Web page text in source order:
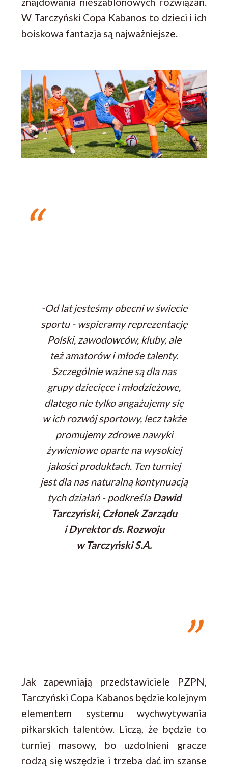
W Tarczyński Copa Kabanos to dzieci i ich
boiskowa fantazja są najważniejsze.
-Od lat jesteśmy obecni w świecie
sportu - wspieramy reprezentację
Polski, zawodowców, kluby, ale
też amatorów i młode talenty.
Szczególnie ważne są dla nas
grupy dziecięce i młodzieżowe,
dlatego nie tylko angażujemy się
w ich rozwój sportowy, lecz także
promujemy zdrowe nawyki
żywieniowe oparte na wysokiej
jakości produktach. Ten turniej
jest dla nas naturalną kontynuacją
tych działań- podkreślaDawid
Tarczyński, Członek Zarządu
i Dyrektor ds. Rozwoju
w Tarczyński S.A.
Jak zapewniają przedstawiciele PZPN,
Tarczyński Copa Kabanos będzie kolejnym
elementem systemu wychwytywania
piłkarskich talentów. Liczą, że będzie to
turniej masowy, bo uzdolnieni gracze
rodzą się wszędzie i trzeba dać im szanse